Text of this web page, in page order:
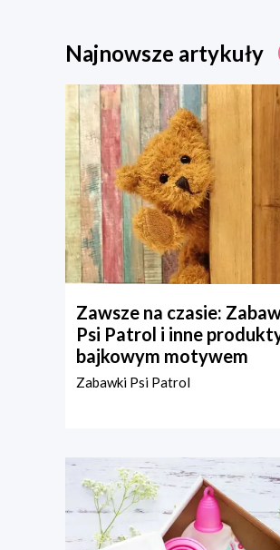
Najnowsze artykuły
Zawsze na czasie:
Psi Patrol i inne
bajkowym motywem
Zabawki Psi Patrol